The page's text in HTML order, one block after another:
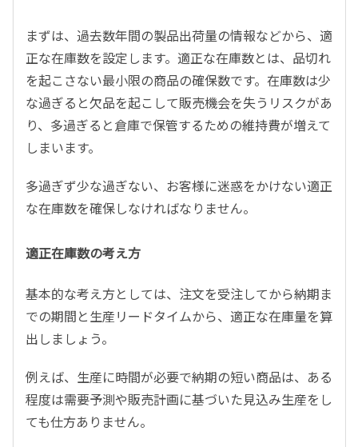
まずは、過去数年間の製品出荷量の情報などから、適
正な在庫数を設定します。適正な在庫数とは、品切れ
を起こさない最小限の商品の確保数です。在庫数は少
な過ぎると欠品を起こして販売機会を失うリスクがあ
り、多過ぎると倉庫で保管するための維持費が増えて
しまいます。
多過ぎず少な過ぎない、お客様に迷惑をかけない適正
な在庫数を確保しなければなりません。
適正在庫数の考え方
基本的な考え方としては、注文を受注してから納期ま
での期間と生産リードタイムから、適正な在庫量を算
出しましょう。
例えば、生産に時間が必要で納期の短い商品は、ある
程度は需要予測や販売計画に基づいた見込み生産をし
ても仕方ありません。